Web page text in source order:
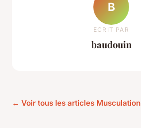
B
ECRIT PAR
baudouin
← Voir tous les articles Musculation